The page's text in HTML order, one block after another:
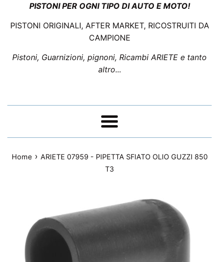
PISTONI PER OGNI TIPO DI AUTO E MOTO!
PISTONI ORIGINALI, AFTER MARKET, RICOSTRUITI DA
CAMPIONE
Pistoni, Guarnizioni, pignoni, Ricambi ARIETE e tanto
altro...
Menu
Home › ARIETE 07959 - PIPETTA SFIATO OLIO GUZZI 850
T3